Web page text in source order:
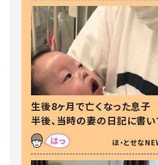
生後8ヶ月で亡くなった息
半後、当時の妻の日記に書い
た本音とは
ほ・とせな